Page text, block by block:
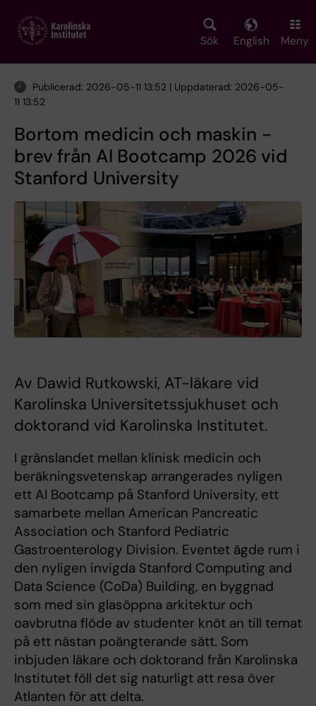
main
Sök English Meny
Publicerad: 2026-05-11 13:52 | Uppdaterad: 2026-05-
11 13:52
Bortom medicin och maskin -
brev från AI Bootcamp 2026 vid
Stanford University
Av Dawid Rutkowski, AT-läkare vid
Karolinska Universitetssjukhuset och
doktorand vid Karolinska Institutet.
I gränslandet mellan klinisk medicin och
beräkningsvetenskap arrangerades nyligen
ett AI Bootcamp på Stanford University, ett
samarbete mellan American Pancreatic
Association och Stanford Pediatric
Gastroenterology Division. Eventet ägde rum i
den nyligen invigda Stanford Computing and
Data Science (CoDa) Building, en byggnad
som med sin glasöppna arkitektur och
oavbrutna flöde av studenter knöt an till temat
på ett nästan poängterande sätt. Som
inbjuden läkare och doktorand från Karolinska
Institutet föll det sig naturligt att resa över
Atlanten för att delta.